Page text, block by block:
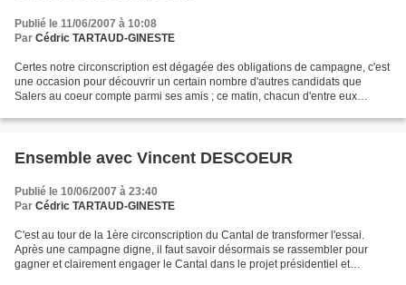
Publié le 11/06/2007 à 10:08
Par Cédric TARTAUD-GINESTE
Certes notre circonscription est dégagée des obligations de campagne, c'est
une occasion pour découvrir un certain nombre d'autres candidats que
Salers au coeur compte parmi ses amis ; ce matin, chacun d'entre eux
Ensemble avec Vincent DESCOEUR
Publié le 10/06/2007 à 23:40
Par Cédric TARTAUD-GINESTE
C'est au tour de la 1ère circonscription du Cantal de transformer l'essai.
Après une campagne digne, il faut savoir désormais se rassembler pour
gagner et clairement engager le Cantal dans le projet présidentiel et